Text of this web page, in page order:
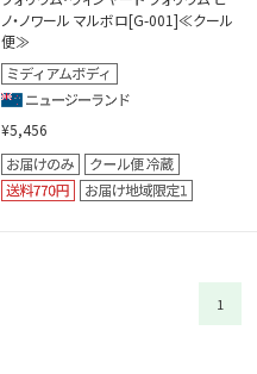
ノ・ノワール マルボロ[G-001]≪クール
便≫
¥5,456
1